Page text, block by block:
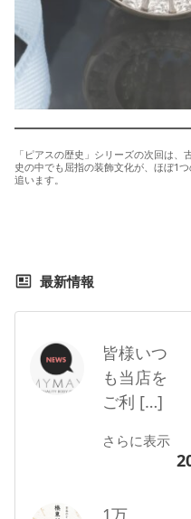
「ピアスの歴史」シリーズの次回は
史の中でも屈指の装飾文化が、ほぼ1
追います。
最新情報
皆様いつ
も当店を
ご利 […]
さらに表示
1万